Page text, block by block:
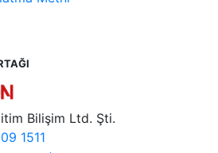
Bilişim Ltd. Şti.
1511